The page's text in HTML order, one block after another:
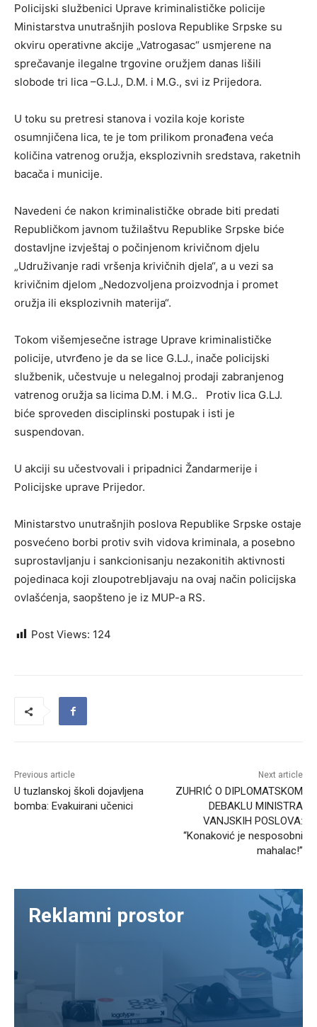
Policijski službenici Uprave kriminalističke policije
Ministarstva unutrašnjih poslova Republike Srpske su
okviru operativne akcije „Vatrogasac“ usmjerene na
sprečavanje ilegalne trgovine oružjem danas lišili
slobode tri lica –G.LJ., D.M. i M.G., svi iz Prijedora.
U toku su pretresi stanova i vozila koje koriste
osumnjičena lica, te je tom prilikom pronađena veća
količina vatrenog oružja, eksplozivnih sredstava, raketnih
bacača i municije.
Navedeni će nakon kriminalističke obrade biti predati
Republičkom javnom tužilaštvu Republike Srpske biće
dostavljne izvještaj o počinjenom krivičnom djelu
„Udruživanje radi vršenja krivičnih djela“, a u vezi sa
krivičnim djelom „Nedozvoljena proizvodnja i promet
oružja ili eksplozivnih materija“.
Tokom višemjesečne istrage Uprave kriminalističke
policije, utvrđeno je da se lice G.LJ., inače policijski
službenik, učestvuje u nelegalnoj prodaji zabranjenog
vatrenog oružja sa licima D.M. i M.G.. Protiv lica G.LJ.
biće sproveden disciplinski postupak i isti je
suspendovan.
U akciji su učestvovali i pripadnici Žandarmerije i
Policijske uprave Prijedor.
Ministarstvo unutrašnjih poslova Republike Srpske ostaje
posvećeno borbi protiv svih vidova kriminala, a posebno
suprostavljanju i sankcionisanju nezakonitih aktivnosti
pojedinaca koji zloupotrebljavaju na ovaj način policijska
ovlašćenja, saopšteno je iz MUP-a RS.
Post Views: 124
Previous article
U tuzlanskoj školi dojavljena
bomba: Evakuirani učenici
Next article
ZUHRIĆ O DIPLOMATSKOM
DEBAKLU MINISTRA
VANJSKIH POSLOVA:
“Konaković je nesposobni
mahalac!”
Reklamni prostor